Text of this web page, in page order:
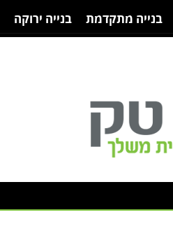
בנייה מתקדמת בנייה ירוקה